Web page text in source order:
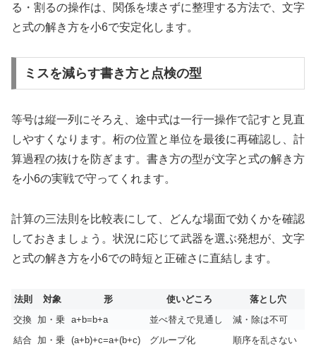
る・割るの操作は、関係を壊さずに整理する方法で、文字
と式の解き方を小6で安定化します。
ミスを減らす書き方と点検の型
等号は縦一列にそろえ、途中式は一行一操作で記すと見直
しやすくなります。桁の位置と単位を最後に再確認し、計
算過程の抜けを防ぎます。書き方の型が文字と式の解き方
を小6の実戦で守ってくれます。
計算の三法則を比較表にして、どんな場面で効くかを確認
しておきましょう。状況に応じて武器を選ぶ発想が、文字
と式の解き方を小6での時短と正確さに直結します。
法則 対象 形 使いどころ
落とし穴
交換 加・乗 a+b=b+a 並べ替えで見通し
減・除は不可
結合 加・乗 (a+b)+c=a+(b+c) グループ化
順序を乱さない